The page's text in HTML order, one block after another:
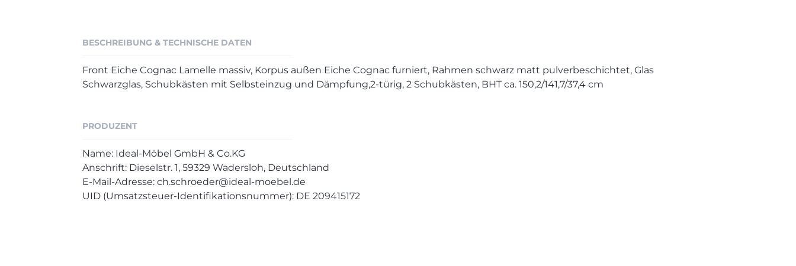
BESCHREIBUNG & TECHNISCHE DATEN
Front Eiche Cognac Lamelle massiv, Korpus außen Eiche Cognac furniert, Rahmen schwarz matt pulverbeschichtet, Glas
Schwarzglas, Schubkästen mit Selbsteinzug und Dämpfung,2-türig, 2 Schubkästen, BHT ca. 150,2/141,7/37,4 cm
PRODUZENT
Name: Ideal-Möbel GmbH & Co.KG
Anschrift: Dieselstr. 1, 59329 Wadersloh, Deutschland
E-Mail-Adresse: ch.schroeder@ideal-moebel.de
UID (Umsatzsteuer-Identifikationsnummer): DE 209415172